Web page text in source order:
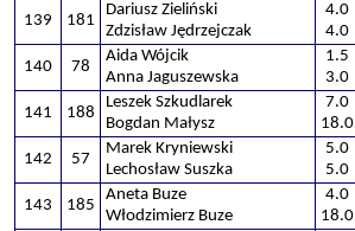
139
181
Dariusz Zieliński
Zdzisław Jędrzejczak
4.0
4.0
140 78
Aida Wójcik
Anna Jaguszewska
1.5
3.0
141 188
Leszek Szkudlarek
Bogdan Małysz
7.0
18.0
142
57
Marek Kryniewski
Lechosław Suszka
5.0
5.0
143 185
Aneta Buze
Włodzimierz Buze
4.0
18.0